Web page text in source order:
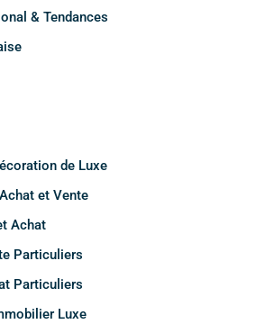
& Tendances
de Luxe
et Vente
Achat
Particuliers
Particuliers
Luxe